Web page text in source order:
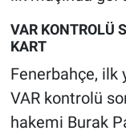
VAR KONTROLÜ
KART
Fenerbahçe, ilk
VAR kontrolü
hakemi Burak
Canlı Yayın